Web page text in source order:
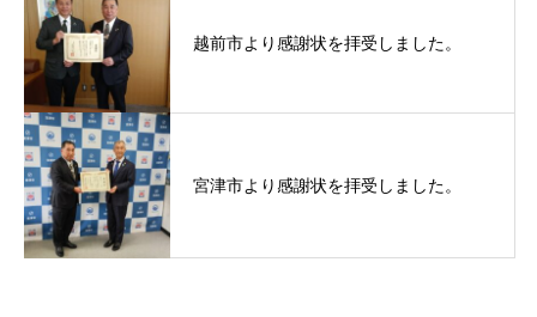
越前市より感謝状を拝受しました。
宮津市より感謝状を拝受しました。